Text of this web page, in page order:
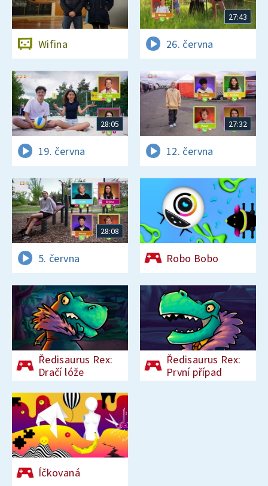
Wifina
27:43
26. června
28:05
19. června
27:32
12. června
28:08
5. června Robo Bobo
Ředisaurus Rex:
Dračí lóže
Ředisaurus Rex:
První případ
Íčkovaná